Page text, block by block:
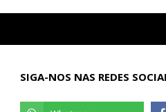
SIGA-NOS NAS REDES